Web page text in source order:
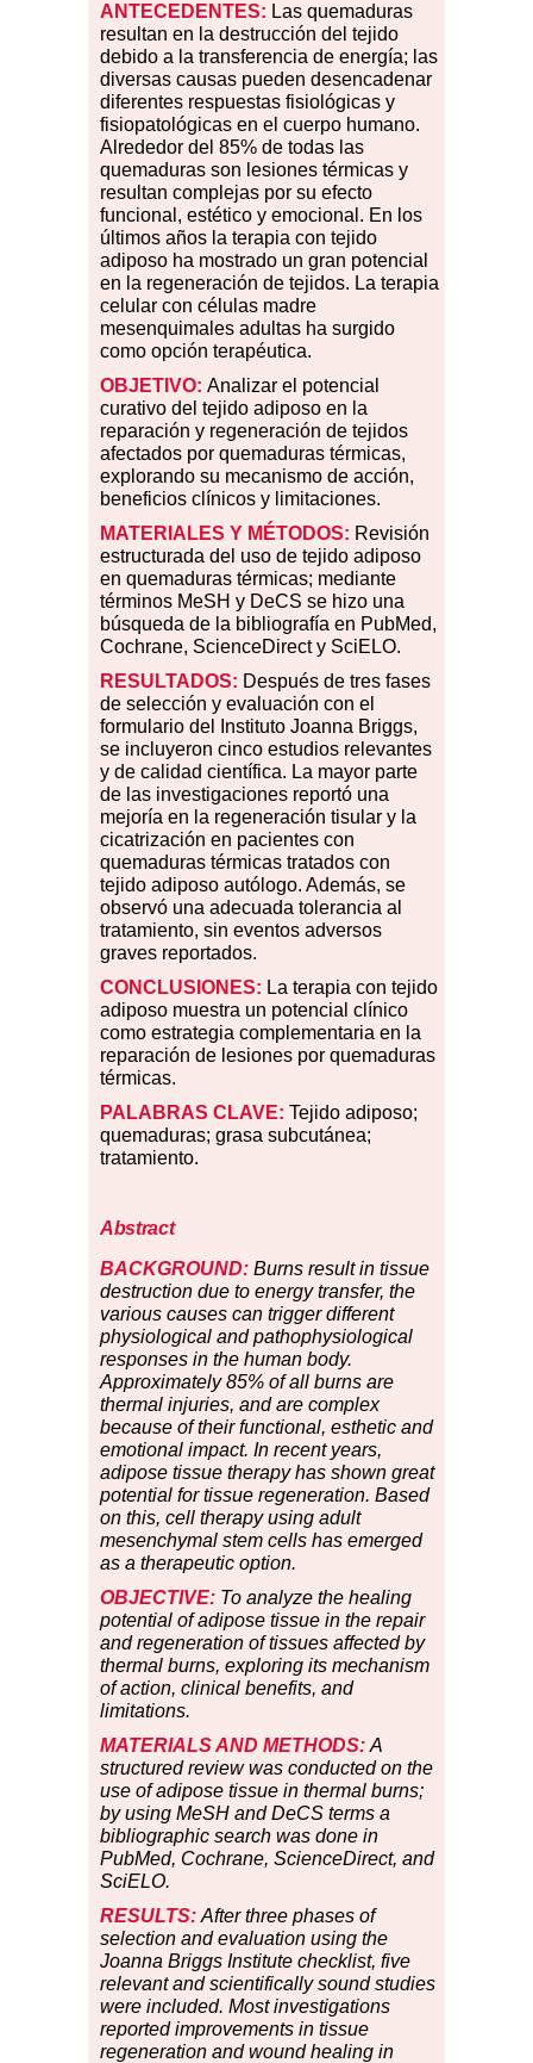
ANTECEDENTES: Las quemaduras
resultan en la destrucción del tejido
debido a la transferencia de energía; las
diversas causas pueden desencadenar
diferentes respuestas fisiológicas y
fisiopatológicas en el cuerpo humano.
Alrededor del 85% de todas las
quemaduras son lesiones térmicas y
resultan complejas por su efecto
funcional, estético y emocional. En los
últimos años la terapia con tejido
adiposo ha mostrado un gran potencial
en la regeneración de tejidos. La terapia
celular con células madre
mesenquimales adultas ha surgido
como opción terapéutica.
OBJETIVO: Analizar el potencial
curativo del tejido adiposo en la
reparación y regeneración de tejidos
afectados por quemaduras térmicas,
explorando su mecanismo de acción,
beneficios clínicos y limitaciones.
MATERIALES Y MÉTODOS: Revisión
estructurada del uso de tejido adiposo
en quemaduras térmicas; mediante
términos MeSH y DeCS se hizo una
búsqueda de la bibliografía en PubMed,
Cochrane, ScienceDirect y SciELO.
RESULTADOS: Después de tres fases
de selección y evaluación con el
formulario del Instituto Joanna Briggs,
se incluyeron cinco estudios relevantes
y de calidad científica. La mayor parte
de las investigaciones reportó una
mejoría en la regeneración tisular y la
cicatrización en pacientes con
quemaduras térmicas tratados con
tejido adiposo autólogo. Además, se
observó una adecuada tolerancia al
tratamiento, sin eventos adversos
graves reportados.
CONCLUSIONES: La terapia con tejido
adiposo muestra un potencial clínico
como estrategia complementaria en la
reparación de lesiones por quemaduras
térmicas.
PALABRAS CLAVE: Tejido adiposo;
quemaduras; grasa subcutánea;
tratamiento.
Abstract
BACKGROUND: Burns result in tissue
destruction due to energy transfer, the
various causes can trigger different
physiological and pathophysiological
responses in the human body.
Approximately 85% of all burns are
thermal injuries, and are complex
because of their functional, esthetic and
emotional impact. In recent years,
adipose tissue therapy has shown great
potential for tissue regeneration. Based
on this, cell therapy using adult
mesenchymal stem cells has emerged
as a therapeutic option.
OBJECTIVE: To analyze the healing
potential of adipose tissue in the repair
and regeneration of tissues affected by
thermal burns, exploring its mechanism
of action, clinical benefits, and
limitations.
MATERIALS AND METHODS: A
structured review was conducted on the
use of adipose tissue in thermal burns;
by using MeSH and DeCS terms a
bibliographic search was done in
PubMed, Cochrane, ScienceDirect, and
SciELO.
RESULTS: After three phases of
selection and evaluation using the
Joanna Briggs Institute checklist, five
relevant and scientifically sound studies
were included. Most investigations
reported improvements in tissue
regeneration and wound healing in